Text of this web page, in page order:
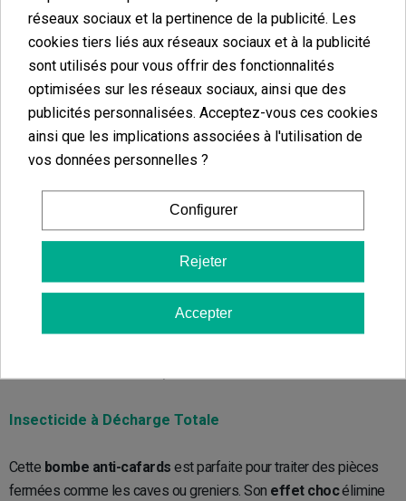
champignons
Fruit Green Fongicide à décharge totale
Fruit Green est le seulfumigène insecticide et fongicide
capable de traiter efficacementl’oïdium, la botrytiset autres
maladies fongiques dans les cultures de cannabis.
: insecticide + fongicide
Large spectre: élimine insectes et spores
Sans danger pour les plantes
Effet visible en 24/48 h
: phase végétative ou début de floraison.
Insecticide à Décharge Totale
Cette bombe anti-cafards est parfaite pour traiter des pièces
fermées comme les caves ou greniers. Son effet chocélimine
réseaux sociaux et la pertinence de la publicité. Les
cookies tiers liés aux réseaux sociaux et à la publicité
sont utilisés pour vous offrir des fonctionnalités
optimisées sur les réseaux sociaux, ainsi que des
publicités personnalisées. Acceptez-vous ces cookies
ainsi que les implications associées à l'utilisation de
vos données personnelles ?
Configurer
Rejeter
Accepter